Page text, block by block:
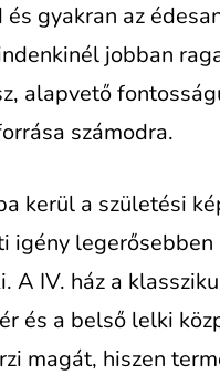
gyakran az
jobban
alapvető
számodra.
kerül a születési
igény
A IV. ház a
és a belső lelki
magát, hiszen